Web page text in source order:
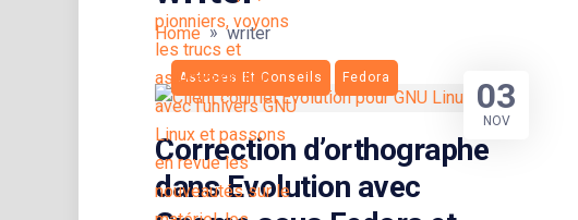
Home»writer
Astuces Et Conseils Fedora
Correction d’orthographe
dans Evolution avec
03
NOV